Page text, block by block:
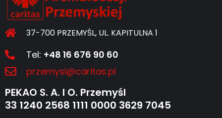
37-700 PRZEMYŚL, UL. KAPITULNA 1
Tel: +48 16 676 90 60
przemysl@caritas.pl
PEKAO S. A. I O. Przemyśl
33 1240 2568 1111 0000 3629 7045